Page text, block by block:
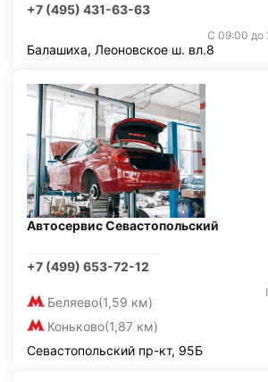
+7 (495) 431-63-63
С 09:00 до
Балашиха, Леоновское ш. вл.8
Автосервис Севастопольский
+7 (499) 653-72-12
Беляево(1,59 км)
Коньково(1,87 км)
Севастопольский пр-кт, 95Б